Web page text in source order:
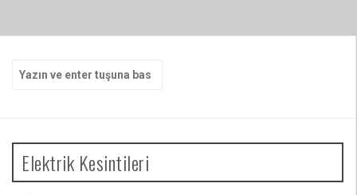
yap:
Elektrik Kesintileri